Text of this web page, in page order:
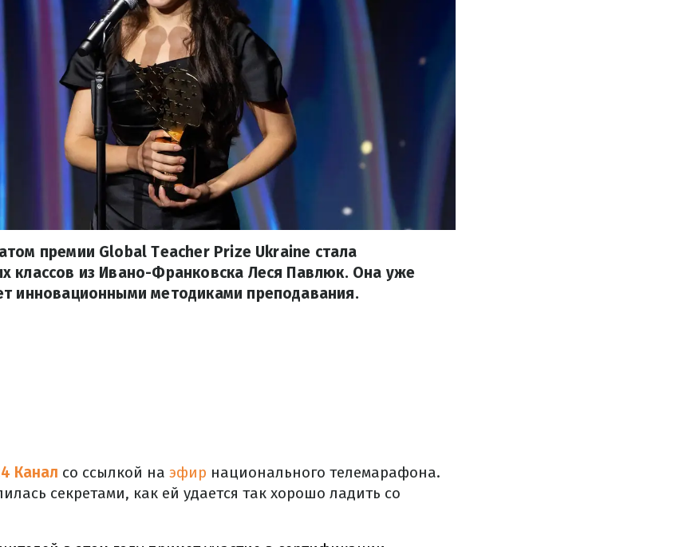
премии Global Teacher Prize Ukraine стала
классов из Ивано-Франковска Леся Павлюк. Она уже
инновационными методиками преподавания.
Канал со ссылкой на эфир национального телемарафона.
секретами, как ей удается так хорошо ладить со